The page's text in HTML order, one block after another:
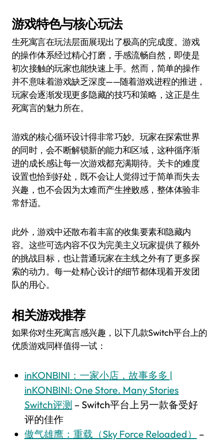
游戏特色与核心玩法
生死寓言在玩法层面展现出了极高的完成度。游戏
的操作体系经过精心打磨，手感流畅自然，即使是
初次接触的玩家也能快速上手。然而，简单的操作
并不意味着游戏缺乏深度——随着游戏进程的推进，
玩家会逐渐发现更多隐藏的技巧和策略，这正是生
死寓言的魅力所在。
游戏的核心循环设计得非常巧妙。玩家在探索世界
的同时，会不断解锁新的能力和区域，这种循序渐
进的成长感让每一次游戏都充满期待。关卡的难度
设置也恰到好处，既不会让人觉得过于简单而失去
兴趣，也不会因为太难而产生挫败感，整体体验非
常舒适。
此外，游戏中还散布着丰富的收集要素和隐藏内
容。这些可选内容不仅为完美主义玩家提供了额外
的挑战目标，也让普通玩家在主线之外有了更多探
索的动力。每一处精心设计的细节都体现着开发团
队的用心。
相关游戏推荐
如果你对生死寓言感兴趣，以下几款Switch平台上的
优质游戏同样值得一试：
inKONBINI：一家小店，故事多多 |
inKONBINI: One Store. Many Stories
Switch评测 – Switch平台上另一款备受好
评的佳作
傲气雄鹰：重载（Sky Force Reloaded）
–